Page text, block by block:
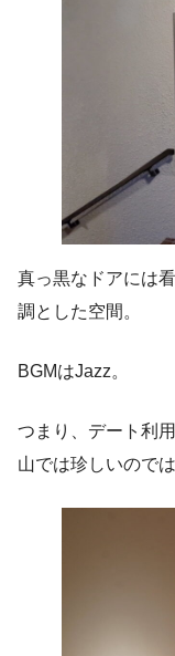
真っ黒なドアには
調とした空間。
BGMはJazz。
つまり、デート利
山では珍しいので